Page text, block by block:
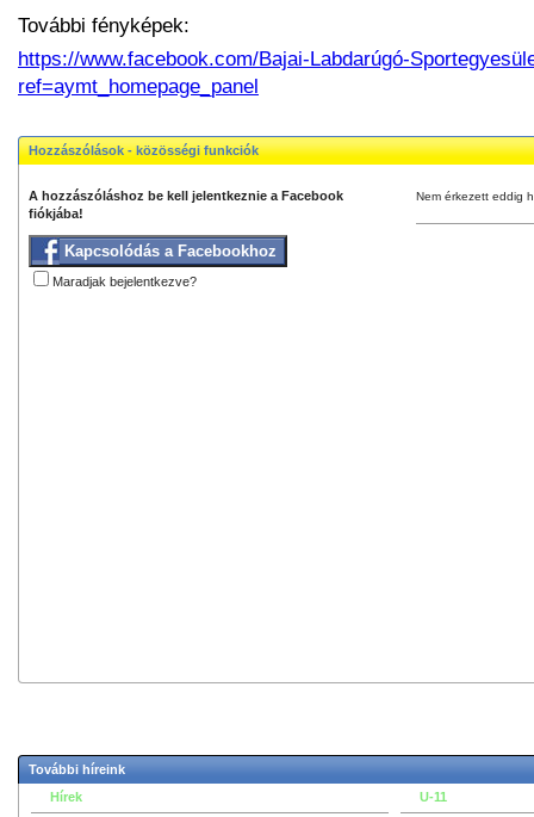
További fényképek:
https://www.facebook.com/Bajai-Labdarúgó-
ref=aymt_homepage_panel
Hozzászólások - közösségi funkciók
A hozzászóláshoz be kell jelentkeznie a Facebook
fiókjába!
Kapcsolódás a Facebookhoz
Maradjak bejelentkezve?
Nem érkezett eddig
További híreink
Hírek
U-11